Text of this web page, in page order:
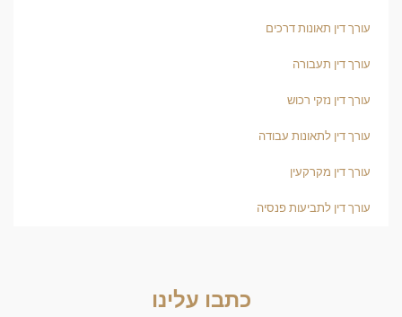
עורך דין תאונות דרכים
עורך דין תעבורה
עורך דין נזקי רכוש
עורך דין לתאונות עבודה
עורך דין מקרקעין
עורך דין לתביעות פנסיה
כתבו עלינו